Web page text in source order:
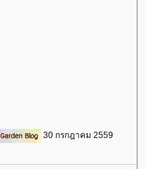
30 กรกฎาคม 2559